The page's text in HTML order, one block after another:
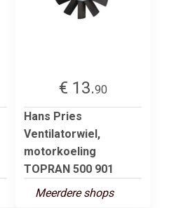
€ 13.90
Hans Pries
Ventilatorwiel,
motorkoeling
TOPRAN 500 901
Meerdere shops